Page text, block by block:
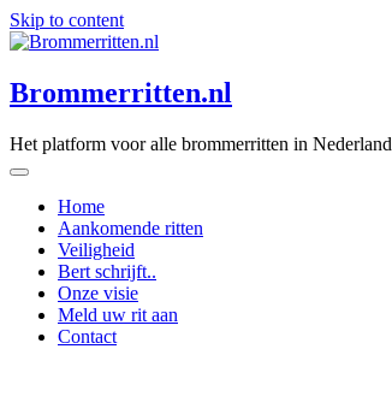
Skip to content
Brommerritten.nl
Het platform voor alle brommerritten in Nederland
Home
Aankomende ritten
Veiligheid
Bert schrijft..
Onze visie
Meld uw rit aan
Contact